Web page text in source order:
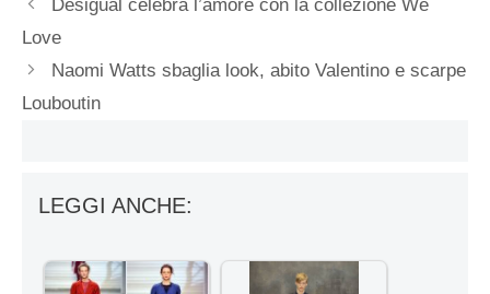
Desigual celebra l’amore con la collezione We
Love
Naomi Watts sbaglia look, abito Valentino e scarpe
Louboutin
LEGGI ANCHE: